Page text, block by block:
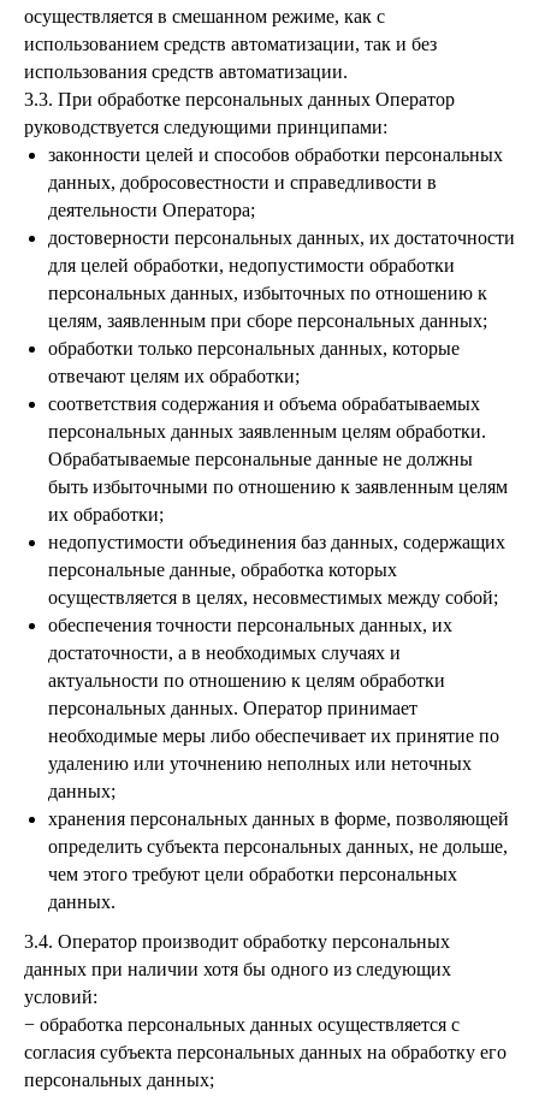
осуществляется в смешанном режиме, как с
использованием средств автоматизации, так и без
использования средств автоматизации.
3.3. При обработке персональных данных Оператор
руководствуется следующими принципами:
законности целей и способов обработки персональных
данных, добросовестности и справедливости в
деятельности Оператора;
достоверности персональных данных, их достаточности
для целей обработки, недопустимости обработки
персональных данных, избыточных по отношению к
целям, заявленным при сборе персональных данных;
обработки только персональных данных, которые
отвечают целям их обработки;
соответствия содержания и объема обрабатываемых
персональных данных заявленным целям обработки.
Обрабатываемые персональные данные не должны
быть избыточными по отношению к заявленным целям
их обработки;
недопустимости объединения баз данных, содержащих
персональные данные, обработка которых
осуществляется в целях, несовместимых между собой;
обеспечения точности персональных данных, их
достаточности, а в необходимых случаях и
актуальности по отношению к целям обработки
персональных данных. Оператор принимает
необходимые меры либо обеспечивает их принятие по
удалению или уточнению неполных или неточных
данных;
хранения персональных данных в форме, позволяющей
определить субъекта персональных данных, не дольше,
чем этого требуют цели обработки персональных
данных.
3.4. Оператор производит обработку персональных
данных при наличии хотя бы одного из следующих
условий:
− обработка персональных данных осуществляется с
согласия субъекта персональных данных на обработку его
персональных данных;